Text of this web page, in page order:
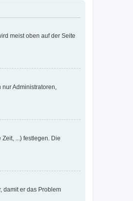
meist oben auf der Seite
Administratoren,
...) festlegen. Die
damit er das Problem